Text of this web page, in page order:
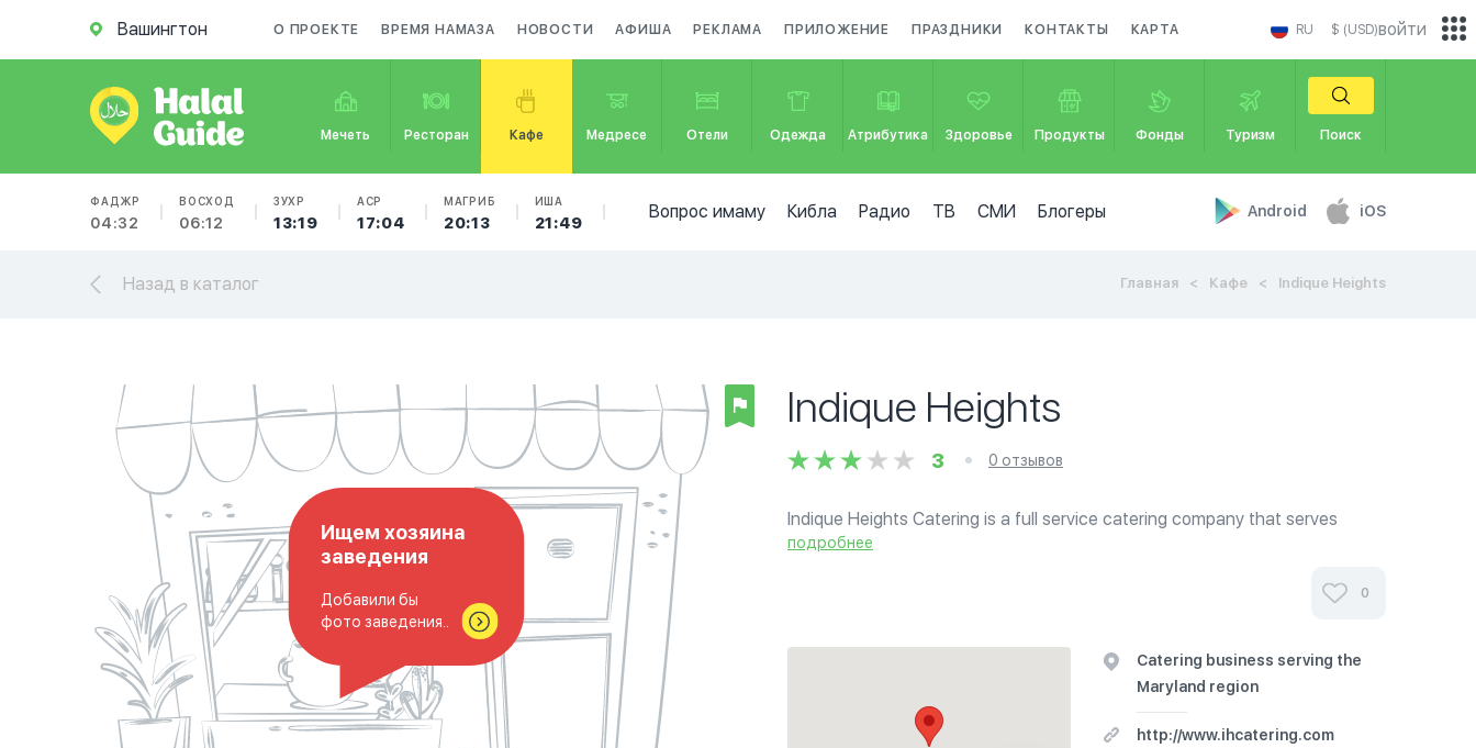
Вашингтон О ПРОЕКТЕ ВРЕМЯ НАМАЗА НОВОСТИ АФИША РЕКЛАМА ПРИЛОЖЕНИЕ ПРАЗДНИКИ КОНТАКТЫ КАРТА RU $ (USD)
Мечеть Ресторан Кафе Медресе Отели Одежда Атрибутика Здоровье Продукты Фонды Туризм Поиск
ФАДЖР
04:32
ВОСХОД
06:12
ЗУХР
13:19
АСР
17:04
МАГРИБ
20:13
ИША
21:49
Вопрос имаму Кибла Радио ТВ СМИ Блогеры Android iOS
войти
Назад в каталог Главная Кафе Indique Heights
Ищем хозяина
заведения
Добавили бы
фото заведения..
Indique Heights
3 0 отзывов
Indique Heights Catering is a full service catering company that serves
events in the greater DC, Maryland, and Virginia region. We offer services for
подробнее
0
Catering business serving the
Maryland region
http://www.ihcatering.com